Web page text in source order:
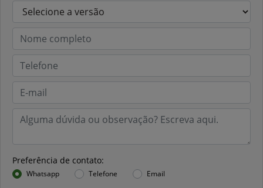
Preferência de contato:
Whatsapp Telefone Email